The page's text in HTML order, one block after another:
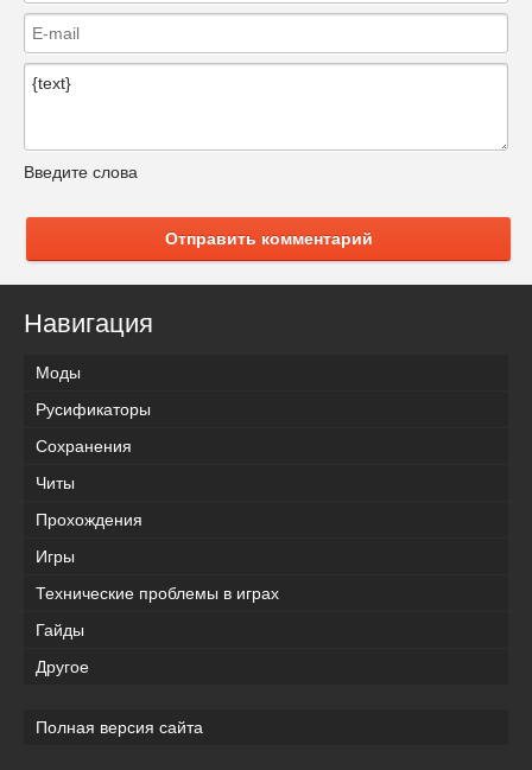
Введите слова
Отправить комментарий
Навигация
Моды
Русификаторы
Сохранения
Читы
Прохождения
Игры
Технические проблемы в играх
Гайды
Другое
Полная версия сайта